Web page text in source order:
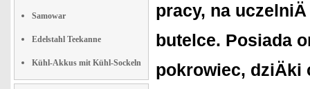
Samowar
Edelstahl Teekanne
Kühl-Akkus mit Kühl-Sockeln
pracy, na
butelce. Posiada
pokrowiec,